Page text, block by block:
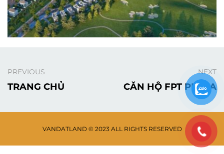
PREVIOUS
TRANG CHỦ
NEXT
CĂN HỘ FPT PLAZA
VANDATLAND © 2023 ALL RIGHTS RESERVED